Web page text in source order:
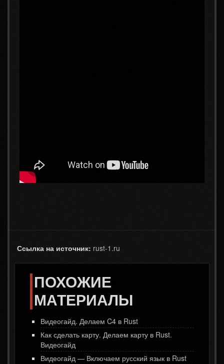
Ссылка на источник: rust-1.ru
ПОХОЖИЕ
МАТЕРИАЛЫ
Видеогайд. Делаем C4 в Rust
Как сделать карту. Делаем карту в Rust.
Видеогайд
Видеогайд — Включаем русский язык в Rust